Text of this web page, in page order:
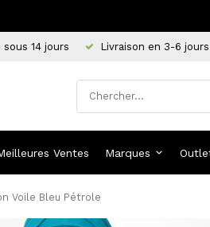
14 jours Livraison en 3-6 jours
Ventes Marques
Voile Bleu Pétrole